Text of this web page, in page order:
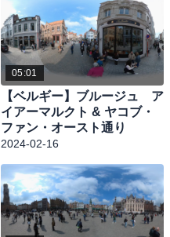
05:01
【ベルギー】ブルージュ ア
イアーマルクト & ヤコブ・
ファン・オースト通り
2024-02-16